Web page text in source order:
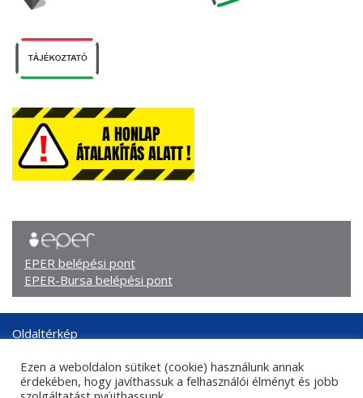
EPER belépési pont
EPER-Bursa belépési pont
Oldaltérkép
Adatkezelési tájékoztató
Központi kapcsolati adatok
Ezen a weboldalon sütiket (cookie) használunk annak
érdekében, hogy javíthassuk a felhasználói élményt és jobb